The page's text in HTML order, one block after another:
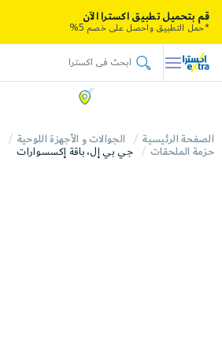
الصفحة الرئيسية الجوالات و الأجهزة اللوحية
حزمة الملحقات
جي بي إل، باقة إكسسوارات
قم بتحميل تطبيق اكسترا الآن
*حمل التطبيق واحصل على خصم 5%